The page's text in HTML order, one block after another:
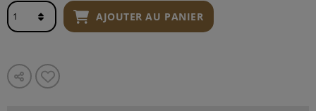
AJOUTER AU PANIER